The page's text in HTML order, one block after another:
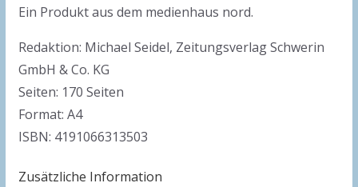
Ein Produkt aus dem medienhaus nord.
Redaktion: Michael Seidel, Zeitungsverlag Schwerin
GmbH & Co. KG
Seiten: 170 Seiten
Format: A4
ISBN: 4191066313503
Zusätzliche Information